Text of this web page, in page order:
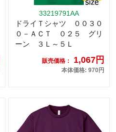
33219791AA
ドライＴシャツ ００３０
０－ＡＣＴ ０２５ グリ
ーン ３Ｌ～５Ｌ
販売価格： 1,067円
本体価格: 970円